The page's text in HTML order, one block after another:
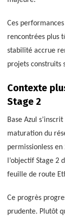
Ces
rencontrées plus
stabilité accrue
projets construits
Contexte
Stage 2
Base Azul
maturation du
permissionless
l’objectif Stage 2
feuille de route
Ce progrès
prudente. Plutôt